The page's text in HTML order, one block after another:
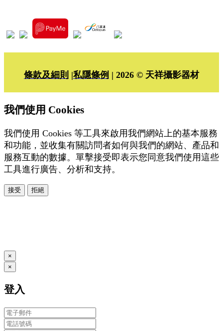
條款及細則 |私隱條例 | 2026 © 天祥攝影器材
我們使用 Cookies
我們使用 Cookies 等工具來啟用我們網站上的基本服務
和功能，並收集有關訪問者如何與我們的網站、產品和
服務互動的數據。單擊接受即表示您同意我們使用這些
工具進行廣告、分析和支持。
接受 拒絕
×
×
登入